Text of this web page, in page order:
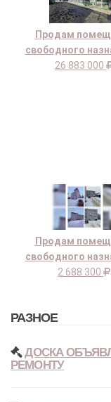
Продам
свободного
26 883 000
Продам
свободного
2 688 300
РАЗНОЕ
ДОСКА
РЕМОНТУ